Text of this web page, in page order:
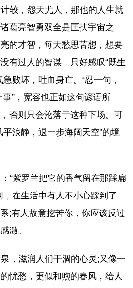
较，怨天尤人，那他的人生就
葛亮智勇双全是匡扶宇宙之
的才智，每天愁思苦想，想要
有过人的智谋，只好感叹“既生
败坏，吐血身亡。“忍一句，
”，宽容也正如这句谚语所
否则只会沦落于这种下场。可
平浪静，退一步海阔天空”的境
“紫罗兰把它的香气留在那踩扁
，在生活中有人不小心踩到了
;有人故意挖苦你，你应该反过
激。
，滋润人们干涸的心灵;又像一
忧愁，更似和煦的春风，给人